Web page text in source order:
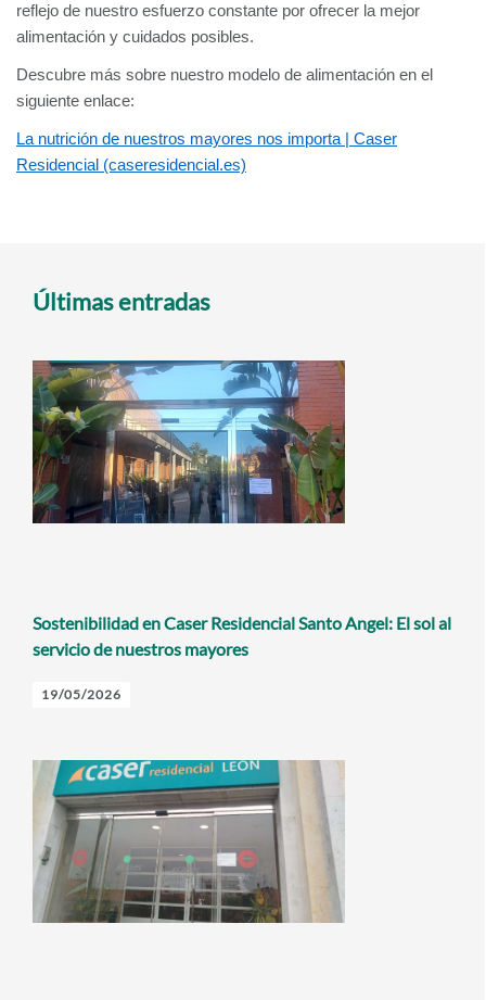
reflejo de nuestro esfuerzo constante por ofrecer la mejor
alimentación y cuidados posibles.
Descubre más sobre nuestro modelo de alimentación en el
siguiente enlace:
La nutrición de nuestros mayores nos importa | Caser
Residencial (caseresidencial.es)
Últimas entradas
Sostenibilidad en Caser Residencial Santo Angel: El sol al
servicio de nuestros mayores
19/05/2026